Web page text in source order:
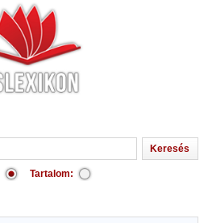
Tartalom: